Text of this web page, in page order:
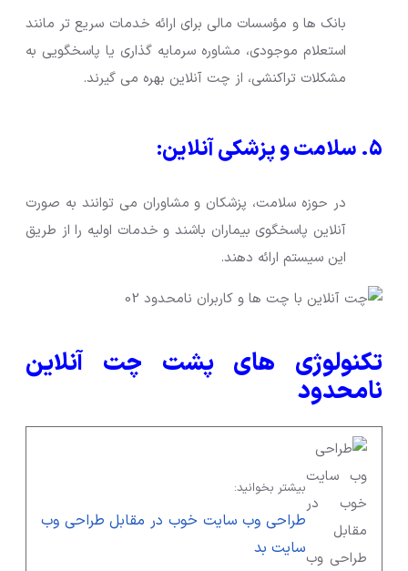
بانک ها و مؤسسات مالی برای ارائه خدمات سریع تر مانند
استعلام موجودی، مشاوره سرمایه گذاری یا پاسخگویی به
مشکلات تراکنشی، از چت آنلاین بهره می گیرند.
۵. سلامت و پزشکی آنلاین:
در حوزه سلامت، پزشکان و مشاوران می توانند به صورت
آنلاین پاسخگوی بیماران باشند و خدمات اولیه را از طریق
این سیستم ارائه دهند.
تکنولوژی های پشت چت آنلاین
نامحدود
بیشتر بخوانید:
طراحی وب سایت خوب در مقابل طراحی وب
سایت بد